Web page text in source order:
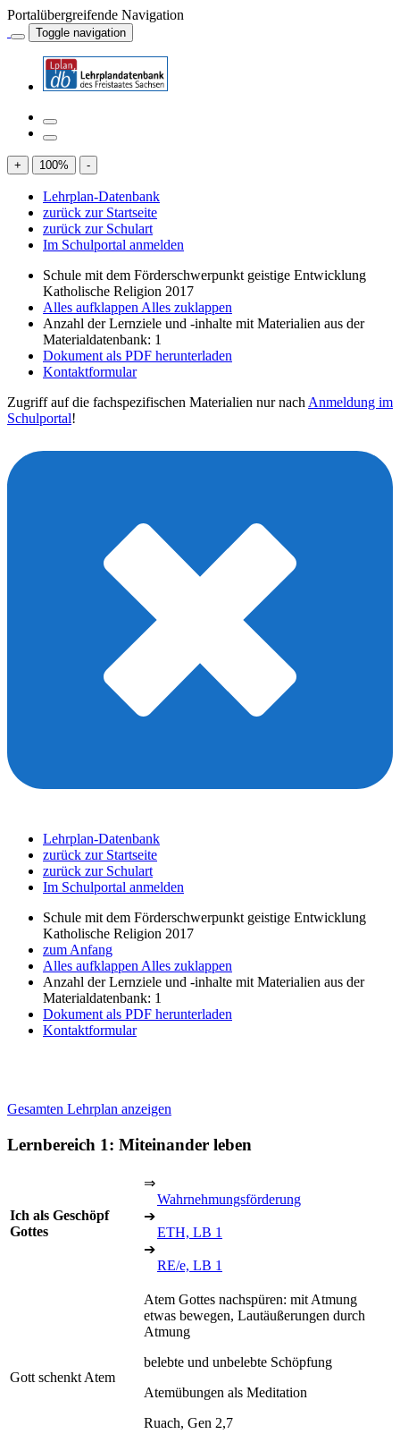
Portalübergreifende Navigation
Toggle navigation
+ 100% -
Lehrplan-Datenbank
zurück zur Startseite
zurück zur Schulart
Im Schulportal anmelden
Schule mit dem Förderschwerpunkt geistige Entwicklung
Katholische Religion 2017
Alles aufklappen Alles zuklappen
Anzahl der Lernziele und -inhalte mit Materialien aus der
Materialdatenbank: 1
Dokument als PDF herunterladen
Kontaktformular
Zugriff auf die fachspezifischen Materialien nur nach Anmeldung im
Schulportal!
Lehrplan-Datenbank
zurück zur Startseite
zurück zur Schulart
Im Schulportal anmelden
Schule mit dem Förderschwerpunkt geistige Entwicklung
Katholische Religion 2017
zum Anfang
Alles aufklappen Alles zuklappen
Anzahl der Lernziele und -inhalte mit Materialien aus der
Materialdatenbank: 1
Dokument als PDF herunterladen
Kontaktformular
Gesamten Lehrplan anzeigen
Lernbereich 1: Miteinander leben
Ich als Geschöpf
Gottes
⇒
Wahrnehmungsförderung
➔
ETH, LB 1
➔
RE/e, LB 1
Gott schenkt Atem
Atem Gottes nachspüren: mit Atmung
etwas bewegen, Lautäußerungen durch
Atmung
belebte und unbelebte Schöpfung
Atemübungen als Meditation
Ruach, Gen 2,7